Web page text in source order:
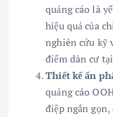
quảng cáo là
hiệu quả của
nghiên cứu kỹ
điểm dân cư
Thiết kế ấn
quảng cáo
điệp ngắn